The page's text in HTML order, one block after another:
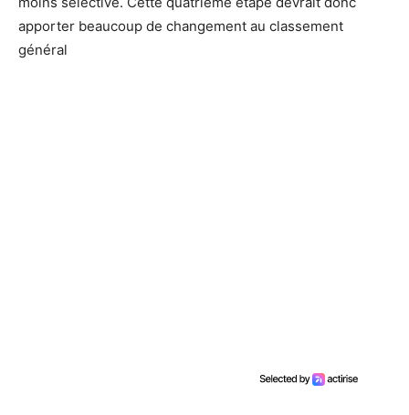
apporter beaucoup de changement au classement
général